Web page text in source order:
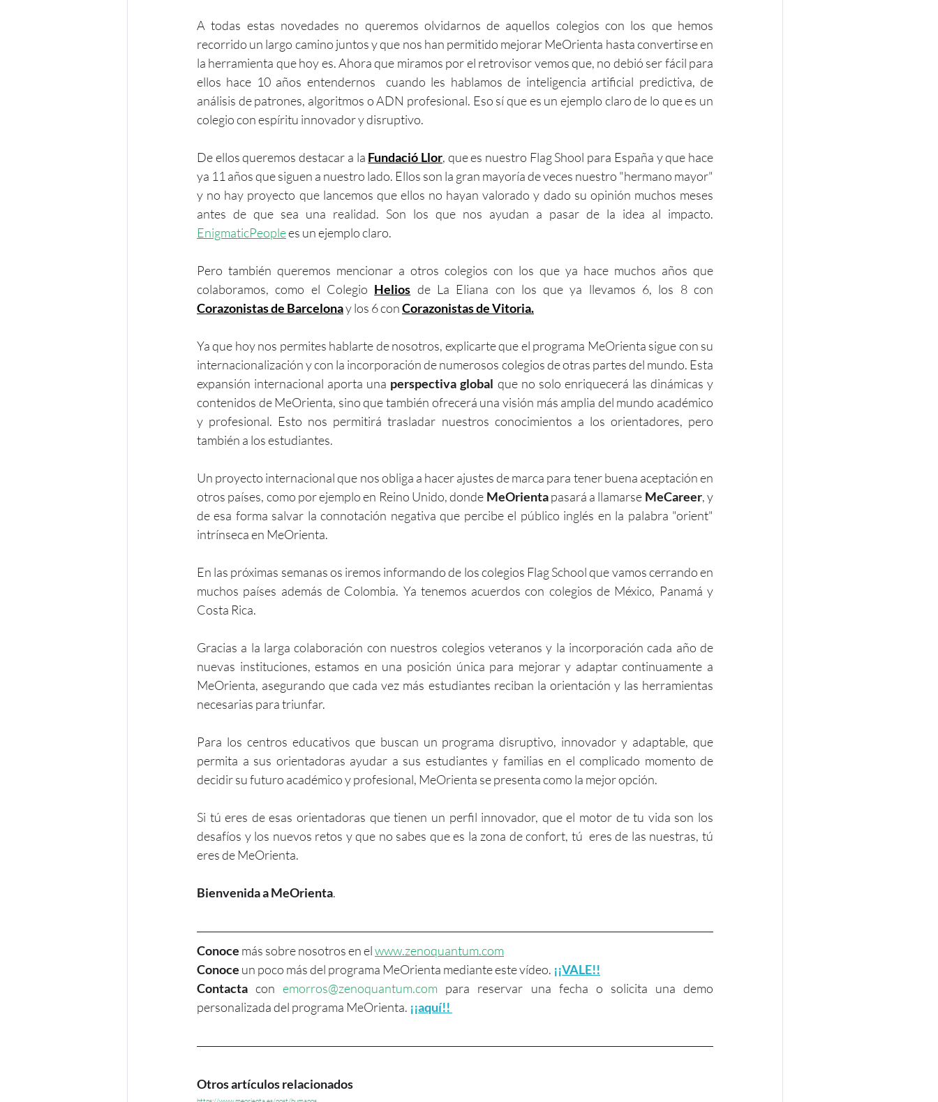
A todas estas novedades no queremos olvidarnos de aquellos colegios con los que hemos
recorrido un largo camino juntos y que nos han permitido mejorar MeOrienta hasta convertirse en
la herramienta que hoy es. Ahora que miramos por el retrovisor vemos que, no debió ser fácil para
ellos hace 10 años entendernos  cuando les hablamos de inteligencia artificial predictiva, de
análisis de patrones, algoritmos o ADN profesional. Eso sí que es un ejemplo claro de lo que es un
colegio con espíritu innovador y disruptivo.
De ellos queremos destacar a la Fundació Llor, que es nuestro Flag Shool para España y que hace
ya 11 años que siguen a nuestro lado. Ellos son la gran mayoría de veces nuestro "hermano mayor"
y no hay proyecto que lancemos que ellos no hayan valorado y dado su opinión muchos meses
EnigmaticPeople es un ejemplo claro.
Pero también queremos mencionar a otros colegios con los que ya hace muchos años que
colaboramos, como el Colegio Helios
Corazonistas de Barcelona y los 6 con Corazonistas de Vitoria.
Ya que hoy nos permites hablarte de nosotros, explicarte que el programa MeOrienta sigue con su
internacionalización y con la incorporación de numerosos colegios de otras partes del mundo. Esta
expansión internacional aporta una perspectiva global que no solo enriquecerá las dinámicas y
contenidos de MeOrienta, sino que también ofrecerá una visión más amplia del mundo académico
y profesional. Esto nos permitirá trasladar nuestros conocimientos a los orientadores, pero
también a los estudiantes.
Un proyecto internacional que nos obliga a hacer ajustes de marca para tener buena aceptación en
otros países, como por ejemplo en Reino Unido, donde MeOrienta pasará a llamarse MeCareer, y
de esa forma salvar la connotación negativa que percibe el público inglés en la palabra "orient"
intrínseca en MeOrienta.
En las próximas semanas os iremos informando de los colegios Flag School que vamos cerrando en
muchos países además de Colombia. Ya tenemos acuerdos con colegios de México, Panamá y
Costa Rica.
Gracias a la larga colaboración con nuestros colegios veteranos y la incorporación cada año de
nuevas instituciones, estamos en una posición única para mejorar y adaptar continuamente a
MeOrienta, asegurando que cada vez más estudiantes reciban la orientación y las herramientas
necesarias para triunfar.
Para los centros educativos que buscan un programa disruptivo, innovador y adaptable, que
permita a sus orientadoras ayudar a sus estudiantes y familias en el complicado momento de
decidir su futuro académico y profesional, MeOrienta se presenta como la mejor opción.
Si tú eres de esas orientadoras que tienen un perfil innovador, que el motor de tu vida son los
desafíos y los nuevos retos y que no sabes que es la zona de confort, tú  eres de las nuestras, tú
eres de MeOrienta.
Bienvenida a MeOrienta.
Conoce más sobre nosotros en el www.zenoquantum.com
Conoce un poco más del programa MeOrienta mediante este vídeo. ¡¡VALE!!
Contacta con emorros@zenoquantum.com para reservar una fecha o solicita una demo
personalizada del programa MeOrienta. ¡¡aquí!!
Otros artículos relacionados